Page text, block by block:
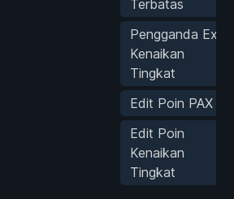
Terbatas
Pengganda Exp
Kenaikan
Tingkat
Edit Poin PAX
Edit Poin
Kenaikan
Tingkat